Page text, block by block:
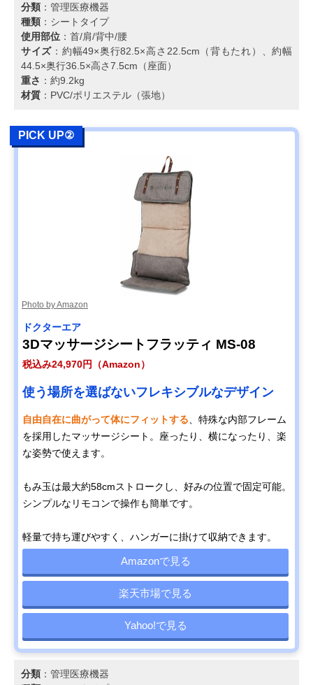
分類 ：管理医療機器
種類 ：シートタイプ
使用部位 ：首/肩/背中/腰
サイズ ：約幅49×奥行82.5×高さ22.5cm（背もたれ）、約幅
44.5×奥行36.5×高さ7.5cm（座面）
重さ ：約9.2kg
材質 ：PVC/ポリエステル（張地）
PICK UP②
Photo by Amazon
ドクターエア
3Dマッサージシートフラッティ MS-08
税込み24,970円（Amazon）
使う場所を選ばないフレキシブルなデザイン
自由自在に曲がって体にフィットする 、特殊な内部フレーム
を採用したマッサージシート。座ったり、横になったり、楽
な姿勢で使えます。
もみ玉は最大約58cmストロークし、好みの位置で固定可能。
シンプルなリモコンで操作も簡単です。
軽量で持ち運びやすく、ハンガーに掛けて収納できます。
Amazonで見る
楽天市場で見る
Yahoo!で見る
分類 ：管理医療機器